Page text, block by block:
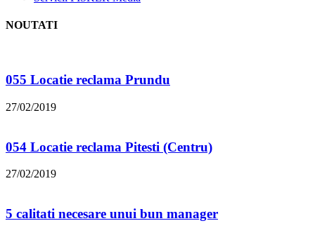
NOUTATI
055 Locatie reclama Prundu
27/02/2019
054 Locatie reclama Pitesti (Centru)
27/02/2019
5 calitati necesare unui bun manager